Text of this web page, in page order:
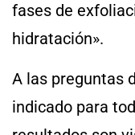
fases de
hidratación».
A las preguntas
indicado para